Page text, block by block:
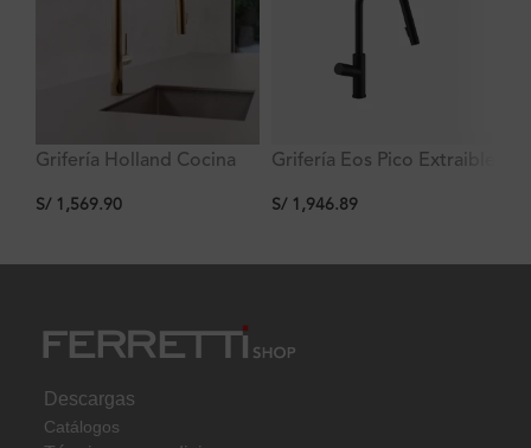
Grifería Holland Cocina
de dos Funciones al
S/ 1,569.90
Grifería Eos Pico Extraible
Mueble
S/1,946.89
Descargas
Catálogos